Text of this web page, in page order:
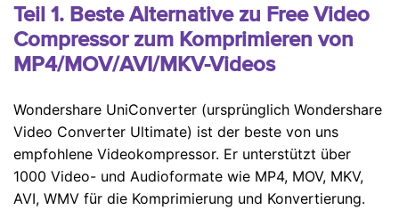
Teil 1. Beste Alternative zu Free Video
Compressor zum Komprimieren von
MP4/MOV/AVI/MKV-Videos
Wondershare UniConverter (ursprünglich Wondershare
Video Converter Ultimate) ist der beste von uns
empfohlene Videokompressor. Er unterstützt über
1000 Video- und Audioformate wie MP4, MOV, MKV,
AVI, WMV für die Komprimierung und Konvertierung.